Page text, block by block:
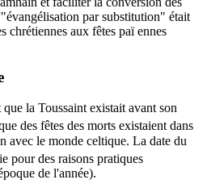
par substitution" était
chrétiennes aux fêtes paï ennes
la Toussaint existait avant son
des fêtes des morts existaient dans
avec le monde celtique. La date du
pour des raisons pratiques
de l'année).